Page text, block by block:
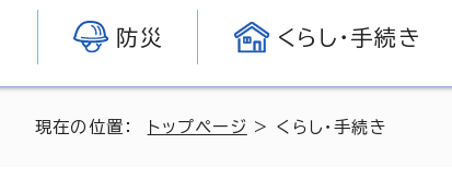
防災 くらし・手続き
現在の位置： トップページ > くらし・手続き